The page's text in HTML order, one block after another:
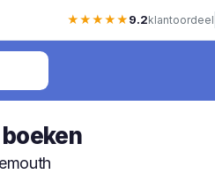
★★★★★9.2klantoordeel